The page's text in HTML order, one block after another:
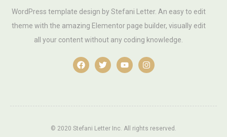
WordPress template design by Stefani Letter. An easy to edit
theme with the amazing Elementor page builder, visually edit
all your content without any coding knowledge.
© 2020 Stefani Letter Inc. All rights reserved.